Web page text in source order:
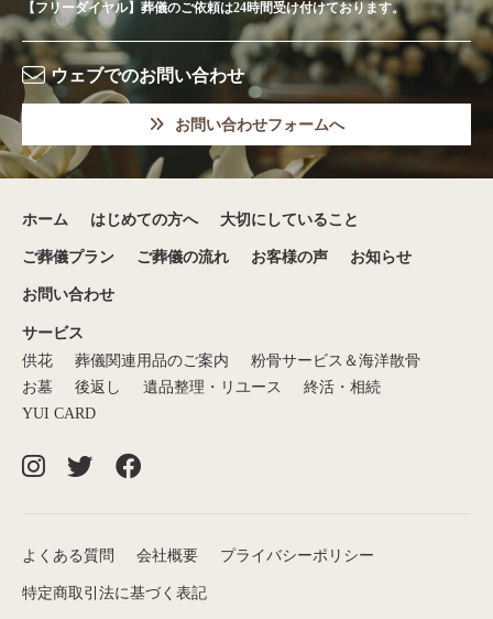
【フリーダイヤル】葬儀のご依頼は24時間受け付けております。
ウェブでのお問い合わせ
お問い合わせフォームへ
ホーム はじめての方へ 大切にしていること
ご葬儀プラン ご葬儀の流れ お客様の声 お知らせ
お問い合わせ
サービス
供花
葬儀関連用品のご案内
粉骨サービス＆海洋散骨
お墓
後返し 遺品整理・リユース
終活・相続
YUI CARD
よくある質問 会社概要 プライバシーポリシー
特定商取引法に基づく表記